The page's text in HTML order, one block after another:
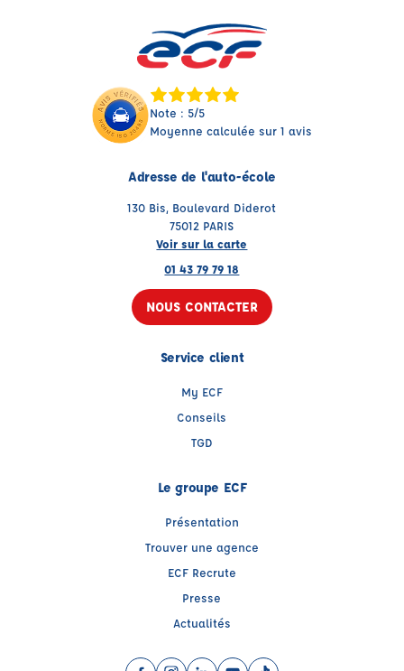
Note : 5/5
Moyenne calculée sur 1 avis
Adresse de l'auto-école
130 Bis, Boulevard Diderot
75012 PARIS
Voir sur la carte
01 43 79 79 18
NOUS CONTACTER
Service client
My ECF
Conseils
TGD
Le groupe ECF
Présentation
Trouver une agence
ECF Recrute
Presse
Actualités